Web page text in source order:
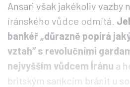
Ansari však jakékoliv vazby
íránského vůdce odmítá.
bankéř „důrazně popírá
vztah“ s revolučními
nejvyšším vůdcem Íránu a
britským sankcím bránit u